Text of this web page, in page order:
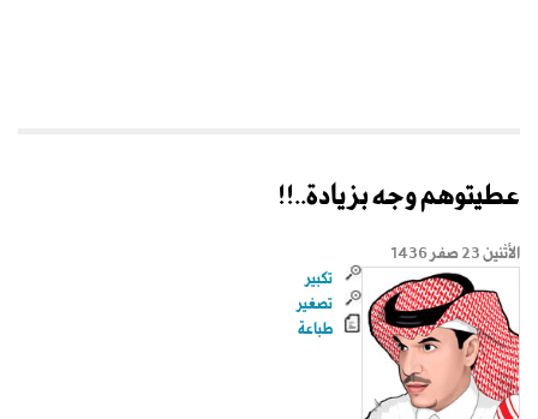
عطيتوهم وجه بزيادة..!!
الأثنين 23 صفر 1436
تكبير
تصغير
طباعة